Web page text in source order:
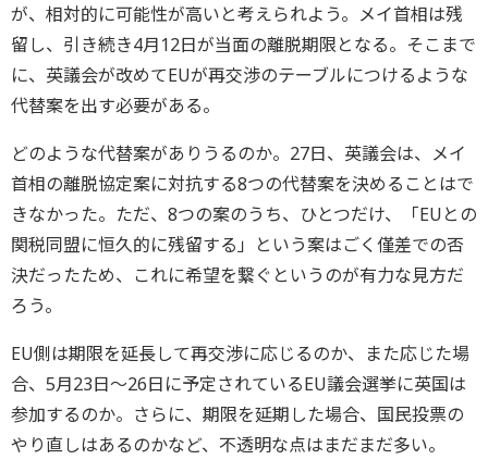
が、相対的に可能性が高いと考えられよう。メイ首相は残
留し、引き続き4月12日が当面の離脱期限となる。そこまで
に、英議会が改めてEUが再交渉のテーブルにつけるような
代替案を出す必要がある。
どのような代替案がありうるのか。27日、英議会は、メイ
首相の離脱協定案に対抗する8つの代替案を決めることはで
きなかった。ただ、8つの案のうち、ひとつだけ、「EUとの
関税同盟に恒久的に残留する」という案はごく僅差での否
決だったため、これに希望を繋ぐというのが有力な見方だ
ろう。
EU側は期限を延長して再交渉に応じるのか、また応じた場
合、5月23日～26日に予定されているEU議会選挙に英国は
参加するのか。さらに、期限を延期した場合、国民投票の
やり直しはあるのかなど、不透明な点はまだまだ多い。